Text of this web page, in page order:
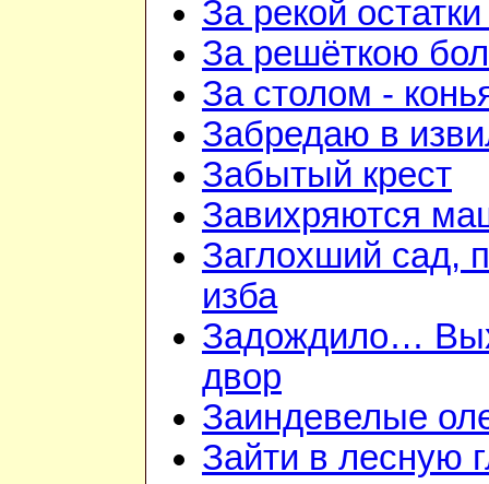
За рекой
За решёткою
За столом -
Забредаю в
Забытый крест
Завихряются
Заглохший сад,
изба
Задождило…
двор
Заиндевелые
Зайти в лесную